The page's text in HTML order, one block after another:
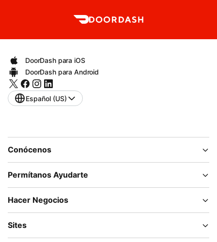
DoorDash para iOS
DoorDash para Android
Español (US)
Conócenos
Permítanos Ayudarte
Hacer Negocios
Sites